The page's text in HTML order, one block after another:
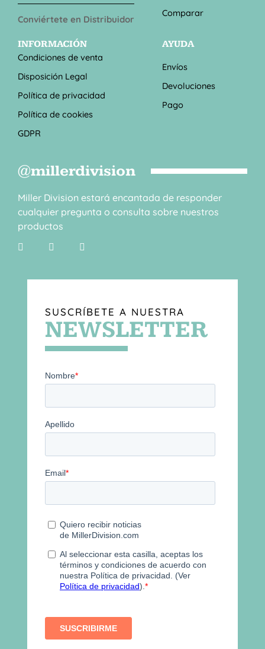
Conviértete en Distribuidor
Comparar
INFORMACIÓN
Condiciones de venta
Disposición Legal
Política de privacidad
Política de cookies
GDPR
AYUDA
Envíos
Devoluciones
Pago
@millerdivision
Miller Division estará encantada de responder
cualquier pregunta o consulta sobre nuestros
productos
SUSCRÍBETE A NUESTRA
NEWSLETTER